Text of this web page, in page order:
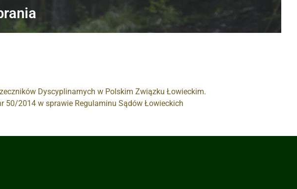
Dyscyplinarnych w Polskim Związku Łowieckim.
50/2014 w sprawie Regulaminu Sądów Łowieckich